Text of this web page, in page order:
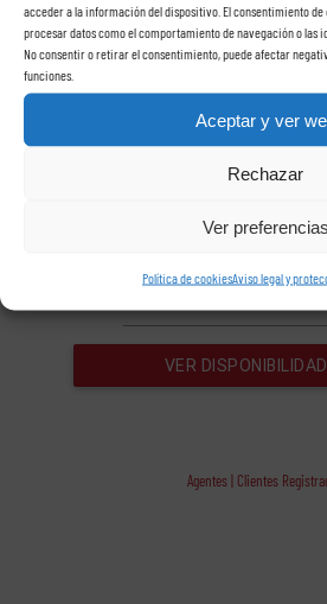
acceder a la información del dispositivo. El consentimiento
procesar datos como el comportamiento de navegación o las
No consentir o retirar el consentimiento, puede afectar
funciones.
Aceptar y ver
Rechazar
Ver preferencias
Política de cookiesAviso legal y
Agentes | Clientes